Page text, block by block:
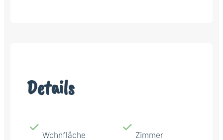
Details
Wohnfläche Zimmer